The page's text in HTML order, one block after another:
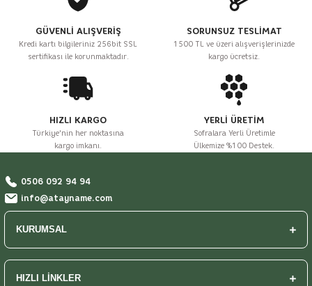
GÜVENLİ ALIŞVERİŞ
Kredi kartı bilgileriniz 256bit SSL
sertifikası ile korunmaktadır.
SORUNSUZ TESLİMAT
1500 TL ve üzeri alışverişlerinizde
kargo ücretsiz.
HIZLI KARGO
Türkiye'nin her noktasına
kargo imkanı.
YERLİ ÜRETİM
Sofralara Yerli Üretimle
Ülkemize %100 Destek.
KURUMSAL
0506 092 94 94
info@atayname.com
HIZLI LİNKLER